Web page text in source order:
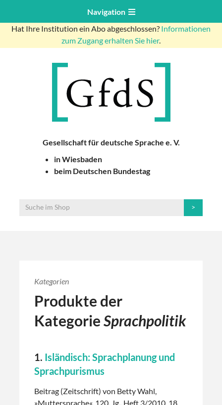
Navigation
Hat Ihre Institution ein Abo abgeschlossen? Informationen
zum Zugang erhalten Sie hier.
Gesellschaft für deutsche Sprache e. V.
in Wiesbaden
beim Deutschen Bundestag
Kategorien
Produkte der
KategorieSprachpolitik
1. Isländisch: Sprachplanung und
Sprachpurismus
Beitrag (Zeitschrift) von Betty Wahl,
»Muttersprache«, 120. Jg., Heft 3/2010, 18